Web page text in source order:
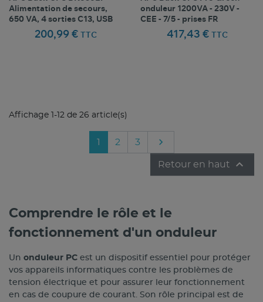
Alimentation de secours,
650 VA, 4 sorties C13, USB
200,99 € TTC
onduleur 1200VA - 230V -
CEE - 7/5 - prises FR
417,43 € TTC
Affichage 1-12 de 26 article(s)
1 2 3 Suivant

Retour en haut 
Comprendre le rôle et le
fonctionnement d'un onduleur
Un onduleur PC est un dispositif essentiel pour protéger
vos appareils informatiques contre les problèmes de
tension électrique et pour assurer leur fonctionnement
en cas de coupure de courant. Son rôle principal est de